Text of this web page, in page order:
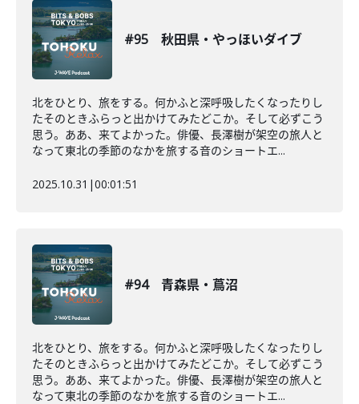
#95 秋田県・やっほいダイブ
北をひとり、旅をする。何かふと深呼吸したくなったりし
たそのときふらっと出かけてみたどこか。そして必ずこう
思う。ああ、来てよかった。俳優、長澤樹が架空の旅人と
なって東北の季節のなかを旅する音のショートエ...
2025.10.31 |00:01:51
#94 青森県・蔦沼
北をひとり、旅をする。何かふと深呼吸したくなったりし
たそのときふらっと出かけてみたどこか。そして必ずこう
思う。ああ、来てよかった。俳優、長澤樹が架空の旅人と
なって東北の季節のなかを旅する音のショートエ...